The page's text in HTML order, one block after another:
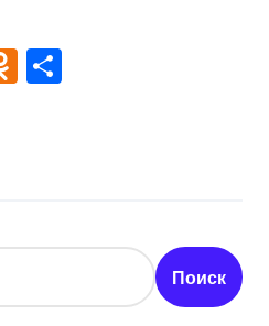
Odnoklassniki
Поиск